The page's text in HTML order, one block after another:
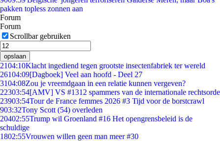
pakken topless zonnen aan
Forum
Forum
Scrollbar gebruiken
opslaan
2104:10Klacht ingediend tegen grootste insectenfabriek ter wereld
26104:09[Dagboek] Veel aan hoofd - Deel 27
3104:08Zou je vreemdgaan in een relatie kunnen vergeven?
22303:54[AMV] VS #1312 spammers van de internationale rechtsorde
23903:54Tour de France femmes 2026 #3 Tijd voor de borstcrawl
903:32Tony Scott (54) overleden
20402:55Trump wil Groenland #16 Het opengrensbeleid is de
schuldige
1802:55Vrouwen willen geen man meer #30